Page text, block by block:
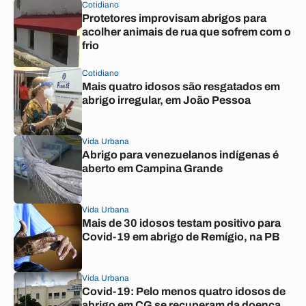
Cotidiano
Protetores improvisam abrigos para
acolher animais de rua que sofrem com o
frio
Cotidiano
Mais quatro idosos são resgatados em
abrigo irregular, em João Pessoa
Vida Urbana
Abrigo para venezuelanos indígenas é
aberto em Campina Grande
Vida Urbana
Mais de 30 idosos testam positivo para
Covid-19 em abrigo de Remígio, na PB
Vida Urbana
Covid-19: Pelo menos quatro idosos de